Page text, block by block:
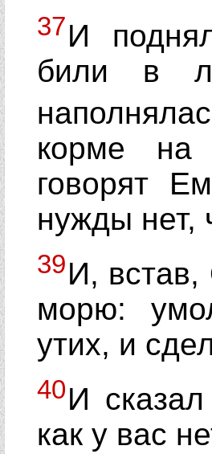
37И
били в
корме на
говорят
нужды нет,
39И, встав,
морю:
утих, и
40И
как у вас